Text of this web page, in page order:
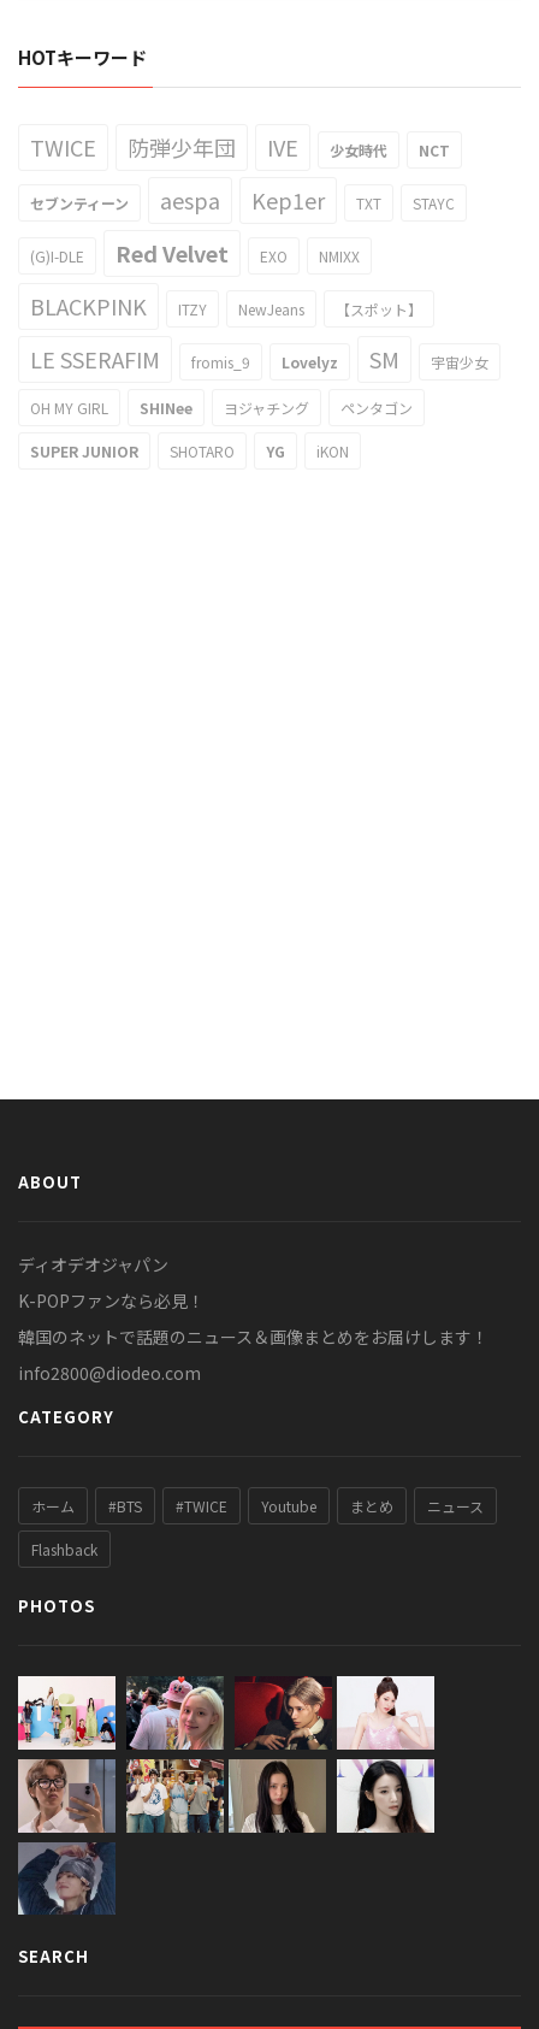
HOTキーワード
TWICE 防弾少年団 IVE 少女時代 NCT
セブンティーン aespa Kep1er TXT STAYC
(G)I-DLE Red Velvet EXO NMIXX
BLACKPINK ITZY NewJeans 【スポット】
LE SSERAFIM fromis_9 Lovelyz SM 宇宙少女
OH MY GIRL SHINee ヨジャチング ペンタゴン
SUPER JUNIOR SHOTARO YG iKON
ABOUT
ディオデオジャパン
K-POPファンなら必見！
韓国のネットで話題のニュース＆画像まとめをお届けします！
info2800@diodeo.com
CATEGORY
ホーム #BTS #TWICE Youtube まとめ ニュース
Flashback
PHOTOS
SEARCH